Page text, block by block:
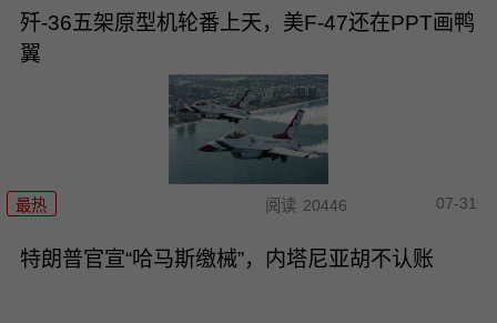
歼-36五架原型机轮番上天，美F-47还在PPT画鸭
翼
最热 阅读 20446 07-31
特朗普官宣“哈马斯缴械”，内塔尼亚胡不认账